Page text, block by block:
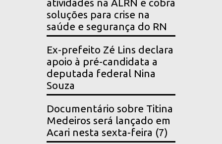
atividades na ALRN e cobra
soluções para crise na
saúde e segurança do RN
Ex-prefeito Zé Lins declara
apoio à pré-candidata a
deputada federal Nina
Souza
Documentário sobre Titina
Medeiros será lançado em
Acari nesta sexta-feira (7)